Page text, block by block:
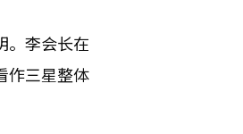
。李会长在
作三星整体